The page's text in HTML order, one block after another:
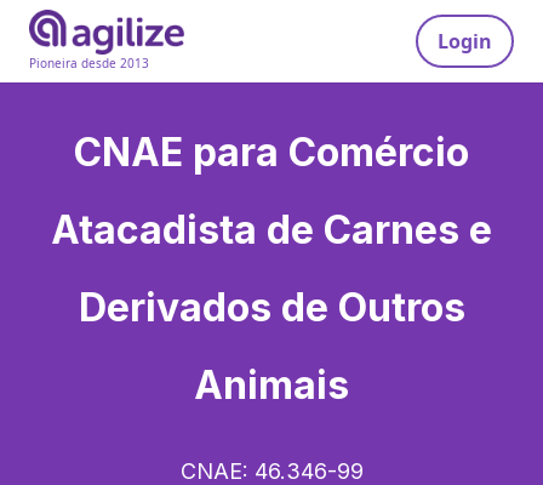
Pioneira desde 2013
Login
CNAE para Comércio
Atacadista de Carnes e
Derivados de Outros
Animais
CNAE: 46.346-99